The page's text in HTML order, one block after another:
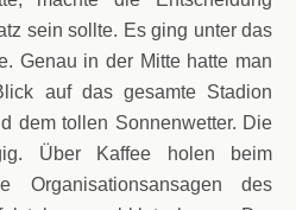
sein sollte. Es ging unter das
Genau in der Mitte hatte man
auf das gesamte Stadion
dem tollen Sonnenwetter. Die
Über Kaffee holen beim
Organisationsansagen des